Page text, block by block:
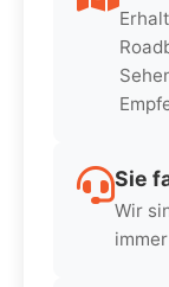
Sie
Wir